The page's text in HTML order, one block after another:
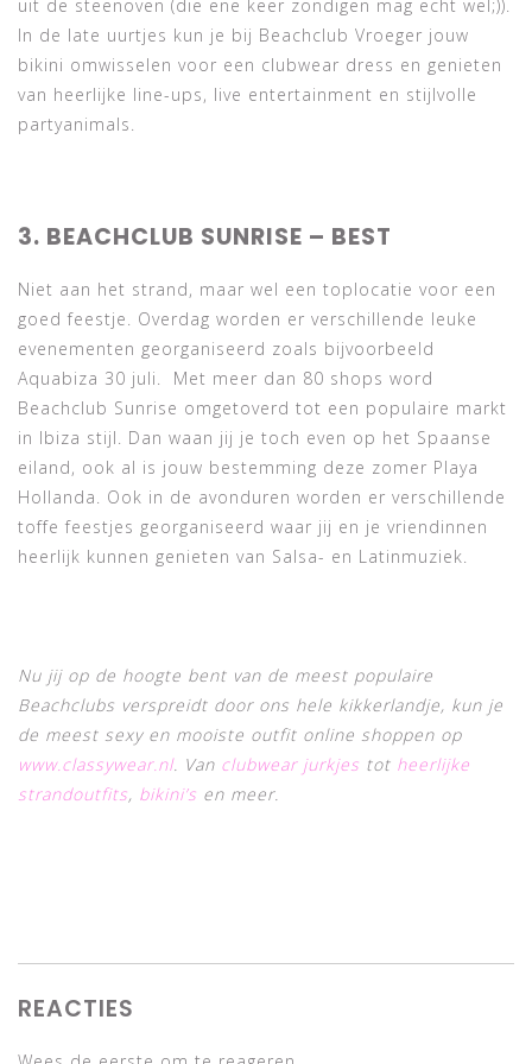
uit de steenoven (die ene keer zondigen mag echt wel;)).
In de late uurtjes kun je bij Beachclub Vroeger jouw
bikini omwisselen voor een clubwear dress en genieten
van heerlijke line-ups, live entertainment en stijlvolle
partyanimals.
3. BEACHCLUB SUNRISE – BEST
Niet aan het strand, maar wel een toplocatie voor een
goed feestje. Overdag worden er verschillende leuke
evenementen georganiseerd zoals bijvoorbeeld
Aquabiza 30 juli. Met meer dan 80 shops word
Beachclub Sunrise omgetoverd tot een populaire markt
in Ibiza stijl. Dan waan jij je toch even op het Spaanse
eiland, ook al is jouw bestemming deze zomer Playa
Hollanda. Ook in de avonduren worden er verschillende
toffe feestjes georganiseerd waar jij en je vriendinnen
heerlijk kunnen genieten van Salsa- en Latinmuziek.
Nu jij op de hoogte bent van de meest populaire
Beachclubs verspreidt door ons hele kikkerlandje, kun je
de meest sexy en mooiste outfit online shoppen op
www.classywear.nl. Van clubwear jurkjes tot heerlijke
strandoutfits, bikini’s en meer.
REACTIES